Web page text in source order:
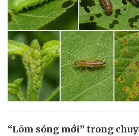
“Lõm sóng mới” trong